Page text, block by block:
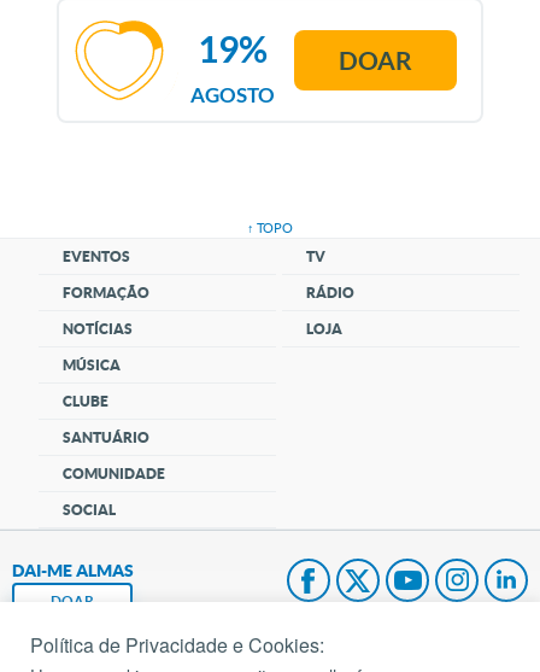
AGOSTO
19% DOAR
↑ TOPO
EVENTOS
FORMAÇÃO
NOTÍCIAS
MÚSICA
CLUBE
SANTUÁRIO
COMUNIDADE
SOCIAL
TV
RÁDIO
LOJA
DAI-ME ALMAS
DOAR
Fundação João Paulo II
Política de Privacidade e Cookies: